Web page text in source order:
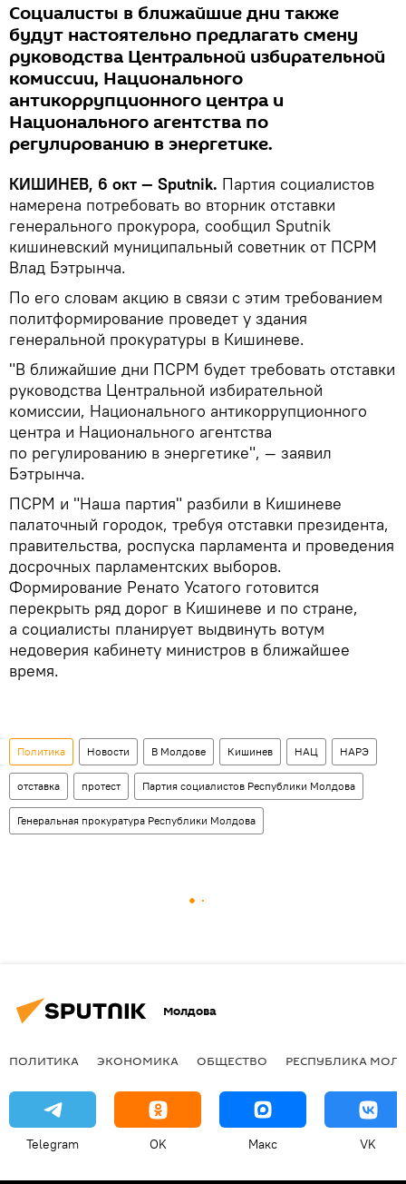
Социалисты в ближайшие дни также
будут настоятельно предлагать смену
руководства Центральной избирательной
комиссии, Национального
антикоррупционного центра и
Национального агентства по
регулированию в энергетике.
КИШИНЕВ, 6 окт — Sputnik. Партия социалистов
намерена потребовать во вторник отставки
генерального прокурора, сообщил Sputnik
кишиневский муниципальный советник от ПСРМ
Влад Бэтрынча.
По его словам акцию в связи с этим требованием
политформирование проведет у здания
генеральной прокуратуры в Кишиневе.
"В ближайшие дни ПСРМ будет требовать отставки
руководства Центральной избирательной
комиссии, Национального антикоррупционного
центра и Национального агентства
по регулированию в энергетике", — заявил
Бэтрынча.
ПСРМ и "Наша партия" разбили в Кишиневе
палаточный городок, требуя отставки президента,
правительства, роспуска парламента и проведения
досрочных парламентских выборов.
Формирование Ренато Усатого готовится
перекрыть ряд дорог в Кишиневе и по стране,
а социалисты планирует выдвинуть вотум
недоверия кабинету министров в ближайшее
время.
Политика Новости В Молдове Кишинев НАЦ НАРЭ
отставка протест Партия социалистов Республики Молдова
Генеральная прокуратура Республики Молдова
Молдова
ПОЛИТИКА ЭКОНОМИКА ОБЩЕСТВО РЕСПУБЛИКА
Telegram OK Макс VK